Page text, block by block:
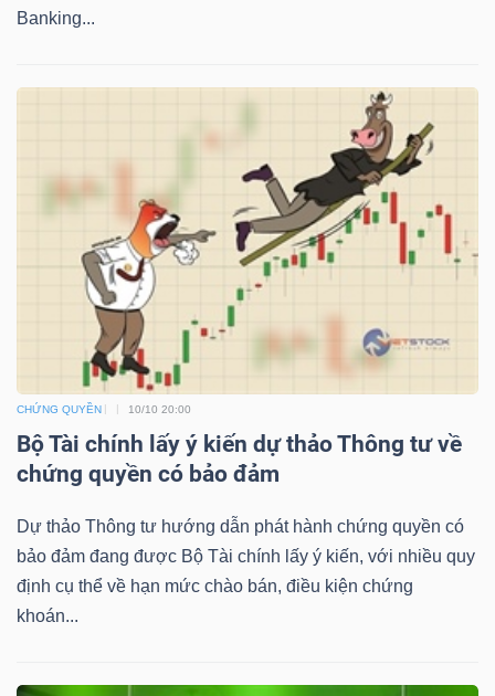
Banking...
CHỨNG QUYỀN 10/10 20:00
Bộ Tài chính lấy ý kiến dự thảo Thông tư về
chứng quyền có bảo đảm
Dự thảo Thông tư hướng dẫn phát hành chứng quyền có
bảo đảm đang được Bộ Tài chính lấy ý kiến, với nhiều quy
định cụ thể về hạn mức chào bán, điều kiện chứng
khoán...
LƯỢNG
NGUYÊN
CÔNG
NGHIỆP
TIÊU
DÙNG